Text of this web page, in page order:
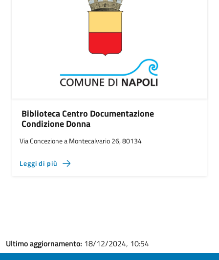
Biblioteca Centro Documentazione
Condizione Donna
Via Concezione a Montecalvario 26, 80134
Leggi di più
Ultimo aggiornamento: 18/12/2024, 10:54